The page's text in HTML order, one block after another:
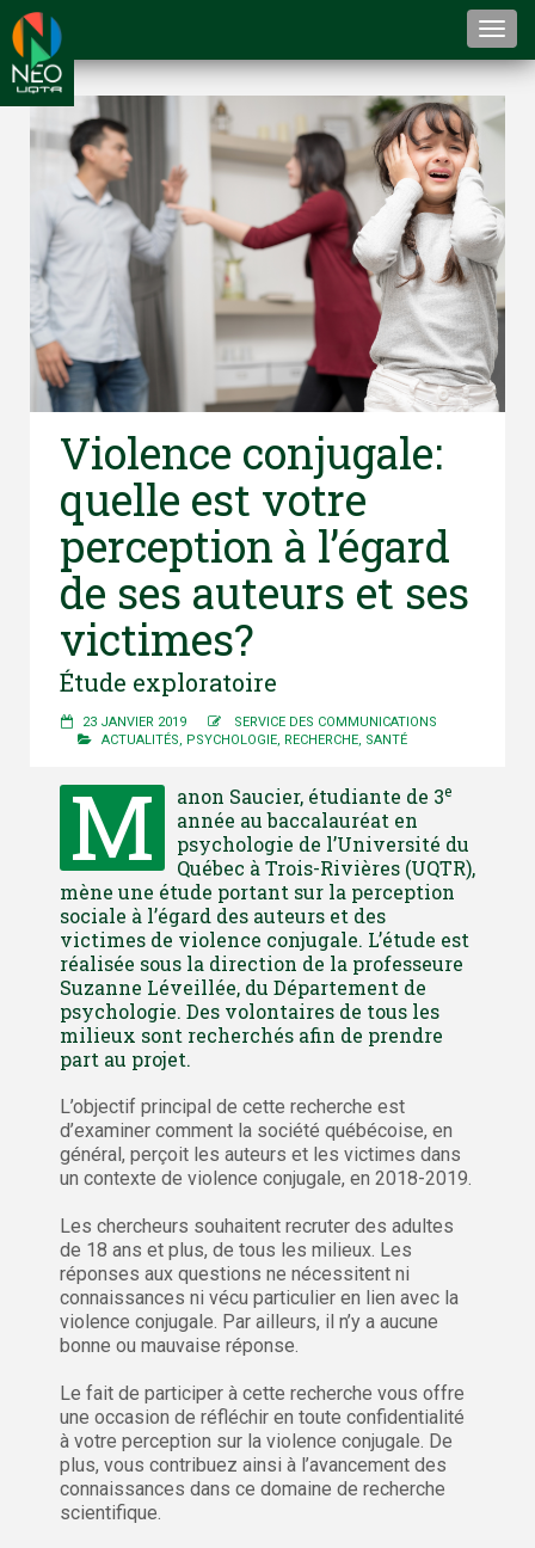
Violence conjugale:
quelle est votre
perception à l’égard
de ses auteurs et ses
victimes?
Étude exploratoire
23 JANVIER 2019
SERVICE DES COMMUNICATIONS
ACTUALITÉS, PSYCHOLOGIE, RECHERCHE, SANTÉ
M anon Saucier, étudiante de 3e
année au baccalauréat en
psychologie de l’Université du
Québec à Trois-Rivières (UQTR),
mène une étude portant sur la perception
sociale à l’égard des auteurs et des
victimes de violence conjugale. L’étude est
réalisée sous la direction de la professeure
Suzanne Léveillée, du Département de
psychologie. Des volontaires de tous les
milieux sont recherchés afin de prendre
part au projet.
L’objectif principal de cette recherche est
d’examiner comment la société québécoise, en
général, perçoit les auteurs et les victimes dans
un contexte de violence conjugale, en 2018-2019.
Les chercheurs souhaitent recruter des adultes
de 18 ans et plus, de tous les milieux. Les
réponses aux questions ne nécessitent ni
connaissances ni vécu particulier en lien avec la
violence conjugale. Par ailleurs, il n’y a aucune
bonne ou mauvaise réponse.
Le fait de participer à cette recherche vous offre
une occasion de réfléchir en toute confidentialité
à votre perception sur la violence conjugale. De
plus, vous contribuez ainsi à l’avancement des
connaissances dans ce domaine de recherche
scientifique.